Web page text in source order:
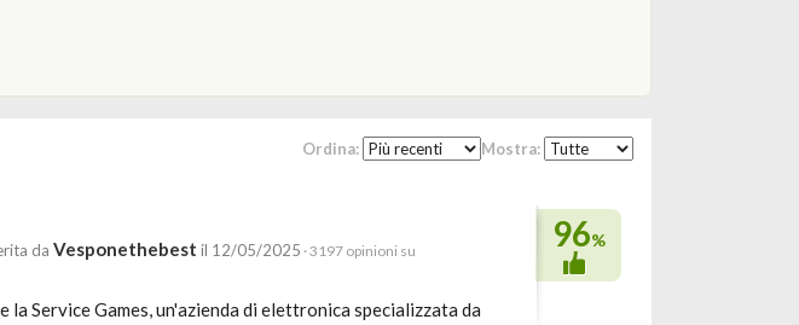
Ordina: Mostra:
daVesponethebest il 12/05/2025 · 3197 opinioni su
la Service Games, un'azienda di elettronica specializzata da
96%